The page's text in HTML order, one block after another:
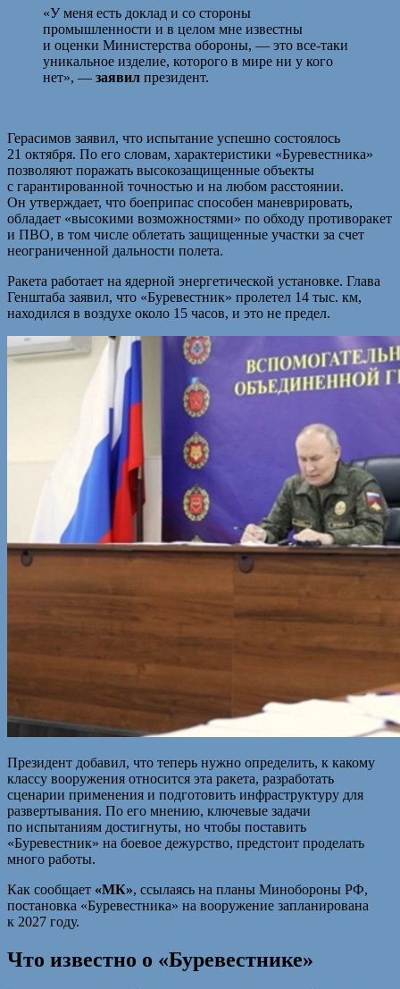
«У меня есть доклад и со стороны
промышленности и в целом мне известны
и оценки Министерства обороны, — это все-таки
уникальное изделие, которого в мире ни у кого
нет», — заявил президент.
Герасимов заявил, что испытание успешно состоялось
21 октября. По его словам, характеристики «Буревестника»
позволяют поражать высокозащищенные объекты
с гарантированной точностью и на любом расстоянии.
Он утверждает, что боеприпас способен маневрировать,
обладает «высокими возможностями» по обходу противоракет
и ПВО, в том числе облетать защищенные участки за счет
неограниченной дальности полета.
Ракета работает на ядерной энергетической установке. Глава
Генштаба заявил, что «Буревестник» пролетел 14 тыс. км,
находился в воздухе около 15 часов, и это не предел.
Президент добавил, что теперь нужно определить, к какому
классу вооружения относится эта ракета, разработать
сценарии применения и подготовить инфраструктуру для
развертывания. По его мнению, ключевые задачи
по испытаниям достигнуты, но чтобы поставить
«Буревестник» на боевое дежурство, предстоит проделать
много работы.
Как сообщает «МК», ссылаясь на планы Минобороны РФ,
постановка «Буревестника» на вооружение запланирована
к 2027 году.
Что известно о «Буревестнике»